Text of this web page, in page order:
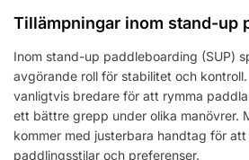
Tillämpningar inom stand-up
Inom stand-up paddleboarding (SUP)
avgörande roll för stabilitet och
vanligtvis bredare för att rymma
ett bättre grepp under olika manövrer.
kommer med justerbara handtag för att
paddlingsstilar och preferenser.